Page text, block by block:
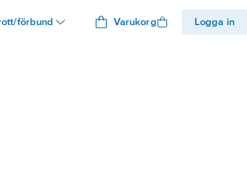
förbund Varukorg Logga in